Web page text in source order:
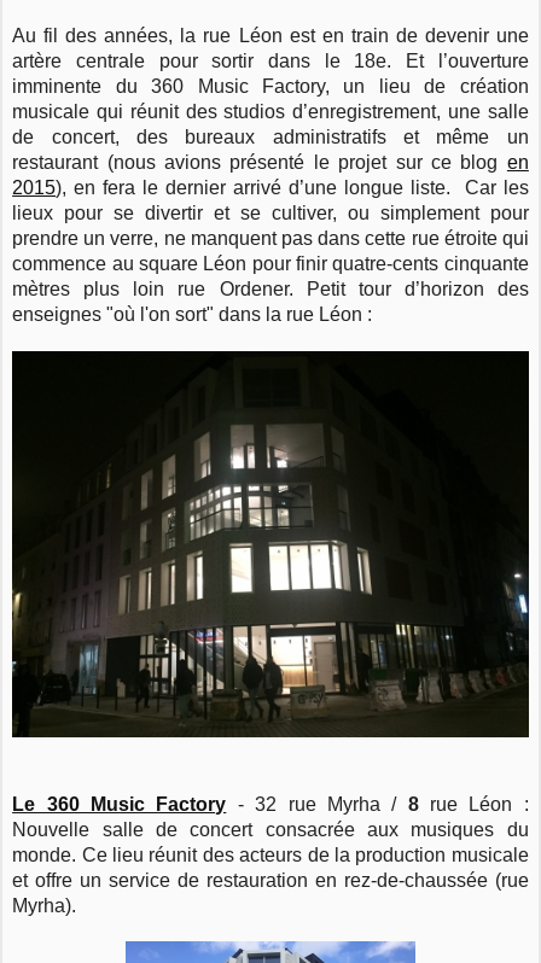
Au fil des années, la rue Léon est en train de devenir une
artère centrale pour sortir dans le 18e. Et l’ouverture
imminente du 360 Music Factory, un lieu de création
musicale qui réunit des studios d’enregistrement, une salle
de concert, des bureaux administratifs et même un
restaurant (nous avions présenté le projet sur ce blog en
2015), en fera le dernier arrivé d’une longue liste. Car les
lieux pour se divertir et se cultiver, ou simplement pour
prendre un verre, ne manquent pas dans cette rue étroite qui
commence au square Léon pour finir quatre-cents cinquante
mètres plus loin rue Ordener. Petit tour d’horizon des
enseignes "où l'on sort" dans la rue Léon :
Le 360 Music Factory - 32 rue Myrha / 8rue Léon :
Nouvelle salle de concert consacrée aux musiques du
monde. Ce lieu réunit des acteurs de la production musicale
et offre un service de restauration en rez-de-chaussée (rue
Myrha).